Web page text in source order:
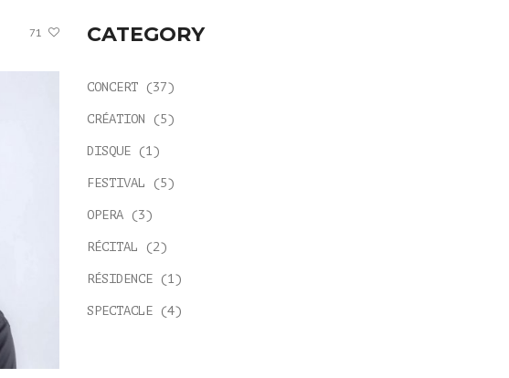
71 CATEGORY
CONCERT (37)
CRÉATION (5)
DISQUE (1)
FESTIVAL (5)
OPERA (3)
RÉCITAL (2)
RÉSIDENCE (1)
SPECTACLE (4)